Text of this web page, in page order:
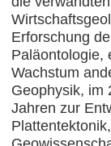
Erforschung
Paläontologie,
Wachstum
Geophysik, im
Jahren zur